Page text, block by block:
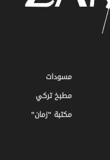
مسودات
مطبخ تركي
مكتبة "زمان"